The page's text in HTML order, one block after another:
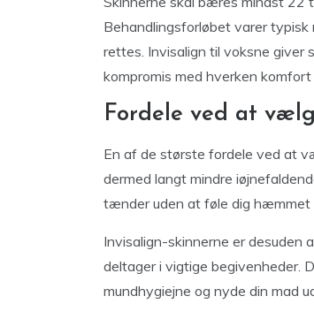
Behandlingsforløbet varer
rettes. Invisalign til voksne giver
kompromis med hverken
Fordele ved at
En af de største fordele ved at
dermed langt mindre
tænder uden at føle dig hæmmet
Invisalign-skinnerne er desuden
deltager i vigtige begivenheder.
mundhygiejne og nyde din mad